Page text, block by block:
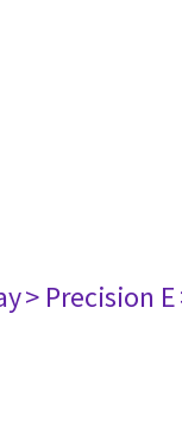
> Precision E